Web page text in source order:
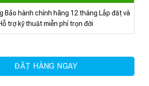
Bảo hành chính hãng 12 tháng Lắp đặt và
trợ kỹ thuật miễn phí trọn đời
ĐẶT HÀNG NGAY